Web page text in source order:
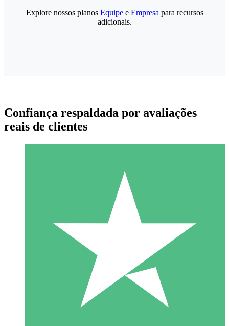
Pacotes de Créditos Individuais
Pague conforme o uso com créditos de download. Sem
1000
Explore nossos planos Equipee Empresa para recursos
adicionais.
Confiança respaldada por avaliações
reais de clientes